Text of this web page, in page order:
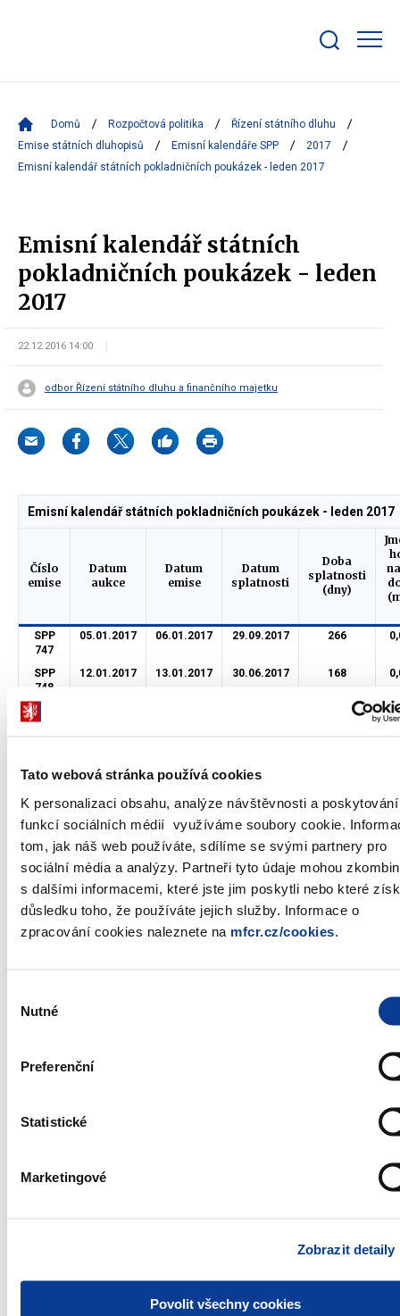
Tato webová stránka používá cookies
K personalizaci obsahu, analýze návštěvnosti a poskytování
funkcí sociálních médií využíváme soubory cookie.
tom, jak náš web používáte, sdílíme se svými partnery pro
sociální média a analýzy. Partneři tyto údaje mohou
s dalšími informacemi, které jste jim poskytli nebo které
důsledku toho, že používáte jejich služby. Informace o
zpracování cookies naleznete na mfcr.cz/cookies
souhlasu
Nutné
Preferenční
Statistické
Marketingové
Zobrazit detaily
Povolit všechny cookies
bar
Domů Rozpočtová politika
Řízení státního dluhu
Emise státních dluhopisů
Emisní kalendáře SPP
2017
Emisní kalendář státních pokladničních poukázek - leden 2017
Emisní kalendář státních
pokladničních poukázek - leden
2017
22.12.2016 14:00
odbor Řízení státního dluhu a finančního majetku
Emisní kalendář státních pokladničních poukázek - leden 2017
Číslo
emise
Datum
aukce
Datum
emise
Datum
splatnosti
Doba
splatnosti
(dny)
SPP
747
05.01.2017 06.01.2017 29.09.2017 266
SPP
748
12.01.2017 13.01.2017 30.06.2017 168
SPP
749
**V 1. čtvrtletí 2017 je plánovaná celková jmenovitá hodnota
státních pokladničních poukázek prodaných v aukcích stanovena
v indikativní maximální výši 50,0 mld. Kč.
Emisní kalendář vychází ze
Strategie financování a řízení
státního dluhu ČR na rok 2017
CZ00006947